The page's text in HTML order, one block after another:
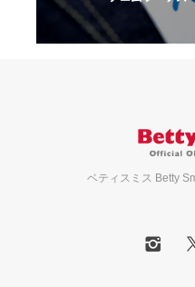
ベティスミス Betty